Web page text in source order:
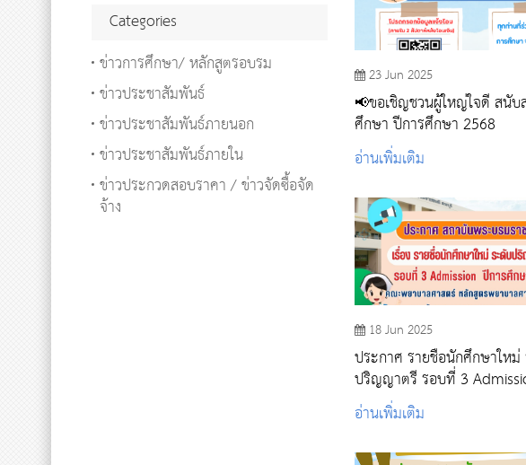
23 Jun 2025
📢ขอเชิญชวนผู้ใหญ่ใจดี สนั
ศึกษา ปีการศึกษา 2568
อ่านเพิ่มเติม
18 Jun 2025
ประกาศ รายชื่อนักศึกษาให
ปริญญาตรี รอบที่ 3
ศึกษา 2568
อ่านเพิ่มเติม
Categories
ข่าวการศึกษา/ หลักสูตรอบรม
ข่าวประชาสัมพันธ์
ข่าวประชาสัมพันธ์ภายนอก
ข่าวประชาสัมพันธ์ภายใน
ข่าวประกวดสอบราคา / ข่าวจัดซื้อจัด
จ้าง